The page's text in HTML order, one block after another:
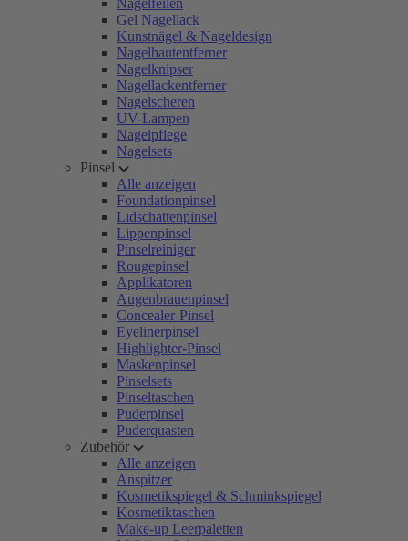
Nagelfeilen
Gel Nagellack
Kunstnägel & Nageldesign
Nagelhautentferner
Nagelknipser
Nagellackentferner
Nagelscheren
UV-Lampen
Nagelpflege
Nagelsets
Pinsel
Alle anzeigen
Foundationpinsel
Lidschattenpinsel
Lippenpinsel
Pinselreiniger
Rougepinsel
Applikatoren
Augenbrauenpinsel
Concealer-Pinsel
Eyelinerpinsel
Highlighter-Pinsel
Maskenpinsel
Pinselsets
Pinseltaschen
Puderpinsel
Puderquasten
Zubehör
Alle anzeigen
Anspitzer
Kosmetikspiegel & Schminkspiegel
Kosmetiktaschen
Make-up Leerpaletten